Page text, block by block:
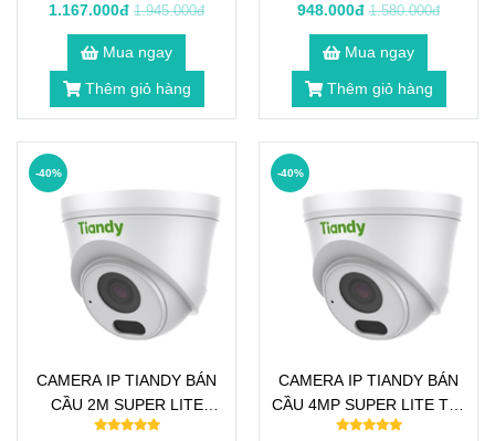
1.167.000đ 1.945.000đ
Mua ngay
Thêm giỏ hàng
948.000đ 1.580.000đ
Mua ngay
Thêm giỏ hàng
CAMERA IP TIANDY BÁN
CẦU 2M SUPER LITE
STARLIGHT TC-C32GS
-40%
CAMERA IP TIANDY BÁN
CẦU 4MP SUPER LITE TC-
C34HN
-40%